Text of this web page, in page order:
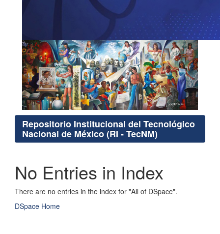
Repositorio Institucional del Tecnológico
Nacional de México (RI - TecNM)
No Entries in Index
There are no entries in the index for "All of DSpace".
DSpace Home